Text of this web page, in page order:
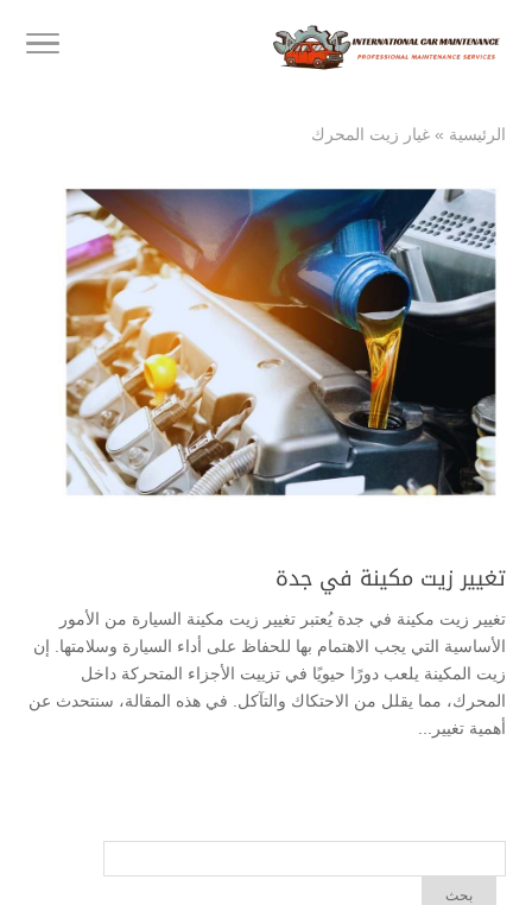
الرئيسية » غيار زيت المحرك
تغيير زيت مكينة في جدة
تغيير زيت مكينة في جدة يُعتبر تغيير زيت مكينة السيارة من الأمور
الأساسية التي يجب الاهتمام بها للحفاظ على أداء السيارة وسلامتها. إن
زيت المكينة يلعب دورًا حيويًا في تزييت الأجزاء المتحركة داخل
المحرك، مما يقلل من الاحتكاك والتآكل. في هذه المقالة، سنتحدث عن
أهمية تغيير...